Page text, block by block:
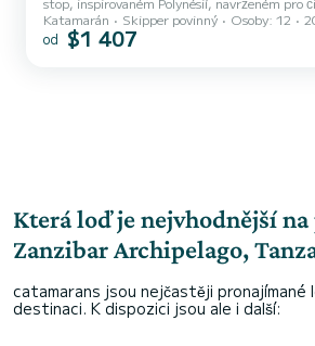
prostor a výhledy na oceán. S širokým trupem
dvěma velkými trampolínami a obrovskou
Katamarán Skipper povinný Osoby: 12
od $1 407
Která loď je nejvhodnější
Zanzibar Archipelago,
catamarans jsou nejčastěji
destinaci. K dispozici jsou ale i další: